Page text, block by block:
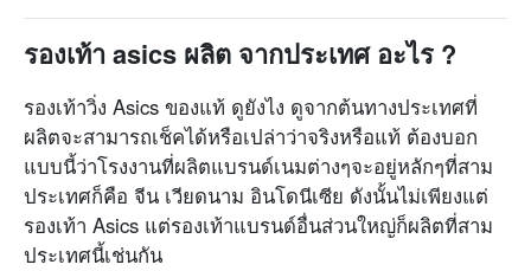
รองเท้า asics ผลิต จากประเทศ อะไร ?
รองเท้าวิ่ง Asics ของแท้ ดูยังไง ดูจากต้นทางประเทศที่
ผลิตจะสามารถเช็คได้หรือเปล่าว่าจริงหรือแท้ ต้องบอก
แบบนี้ว่าโรงงานที่ผลิตแบรนด์เนมต่างๆจะอยู่หลักๆที่สาม
ประเทศก็คือ จีน เวียดนาม อินโดนีเซีย ดังนั้นไม่เพียงแต่
รองเท้า Asics แต่รองเท้าแบรนด์อื่นส่วนใหญ่ก็ผลิตที่สาม
ประเทศนี้เช่นกัน